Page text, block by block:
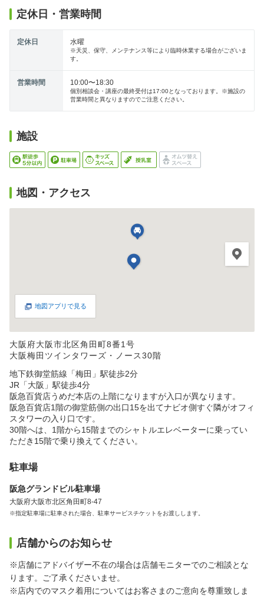
定休日・営業時間
定休日 水曜
※天災、保守、メンテナンス等により臨時休業する場合がございま
す。
営業時間 10:00〜18:30
個別相談会・講座の最終受付は17:00となっております。※施設の
営業時間と異なりますのでご注意ください。
施設
地図・アクセス
地図アプリで見る
大阪府大阪市北区角田町8番1号
大阪梅田ツインタワーズ・ノース30階
地下鉄御堂筋線「梅田」駅徒歩2分
JR「大阪」駅徒歩4分
阪急百貨店うめだ本店の上階になりますが入口が異なります。
阪急百貨店1階の御堂筋側の出口15を出てナビオ側すぐ隣がオフィ
スタワーの入り口です。
30階へは、1階から15階までのシャトルエレベーターに乗ってい
ただき15階で乗り換えてください。
駐車場
阪急グランドビル駐車場
大阪府大阪市北区角田町8-47
※指定駐車場に駐車された場合、駐車サービスチケットをお渡しします。
店舗からのお知らせ
※店舗にアドバイザー不在の場合は店舗モニターでのご相談とな
ります。ご了承くださいませ。
※店内でのマスク着用についてはお客さまのご意向を尊重致しま